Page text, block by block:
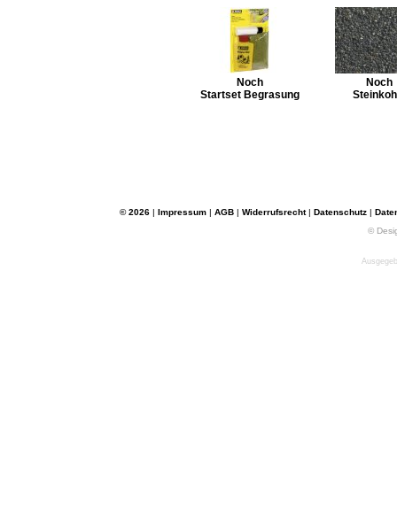
Noch
Startset Begrasung
Noch
© 2026 | Impressum | AGB | Widerrufsrecht| Datenschutz |
©